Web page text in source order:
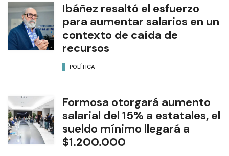
Ibáñez resaltó el esfuerzo
para aumentar salarios en un
contexto de caída de
recursos
POLÍTICA
Formosa otorgará aumento
salarial del 15% a estatales, el
sueldo mínimo llegará a
$1.200.000